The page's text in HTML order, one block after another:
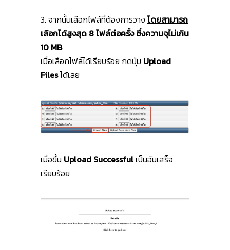
3. จากนั้นเลือกไฟล์ที่ต้องการวาง โดยสามารถ
เลือกได้สูงสุด 8 ไฟล์ต่อครั้ง ซึ่งความจุไม่เกิน
10 MB
เมื่อเลือกไฟล์ได้เรียบร้อย กดปุ่ม Upload
Filesได้เลย
เมื่อขึ้น Upload Successfulเป็นอันเสร็จ
เรียบร้อย